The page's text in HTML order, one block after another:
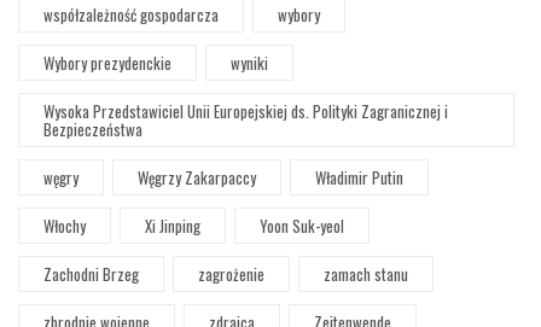
współzależność gospodarcza
wybory
Wybory prezydenckie
wyniki
Wysoka Przedstawiciel Unii Europejskiej ds. Polityki Zagranicznej i
Bezpieczeństwa
węgry
Węgrzy Zakarpaccy
Władimir Putin
Włochy
Xi Jinping
Yoon Suk-yeol
Zachodni Brzeg
zagrożenie
zamach stanu
zbrodnie wojenne
zdrajca
Zeitenwende